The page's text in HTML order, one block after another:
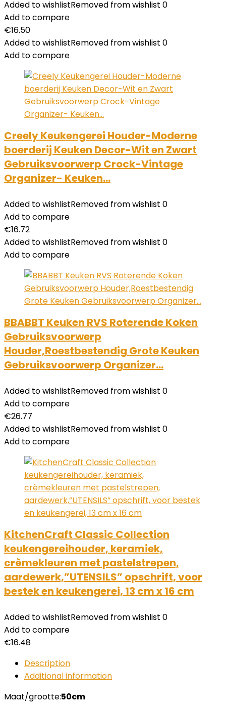
Added to wishlistRemoved from wishlist 0
Add to compare
€16.50
Added to wishlistRemoved from wishlist 0
Add to compare
Creely Keukengerei Houder-Moderne
boerderij Keuken Decor-Wit en Zwart
Gebruiksvoorwerp Crock-Vintage
Organizer- Keuken…
Added to wishlistRemoved from wishlist 0
Add to compare
€16.72
Added to wishlistRemoved from wishlist 0
Add to compare
BBABBT Keuken RVS Roterende Koken
Gebruiksvoorwerp
Houder,Roestbestendig Grote Keuken
Gebruiksvoorwerp Organizer…
Added to wishlistRemoved from wishlist 0
Add to compare
€26.77
Added to wishlistRemoved from wishlist 0
Add to compare
KitchenCraft Classic Collection
keukengereihouder, keramiek,
crèmekleuren met pastelstrepen,
aardewerk,”UTENSILS” opschrift, voor
bestek en keukengerei, 13 cm x 16 cm
Added to wishlistRemoved from wishlist 0
Add to compare
€16.48
Description
Additional information
Maat/grootte:50cm